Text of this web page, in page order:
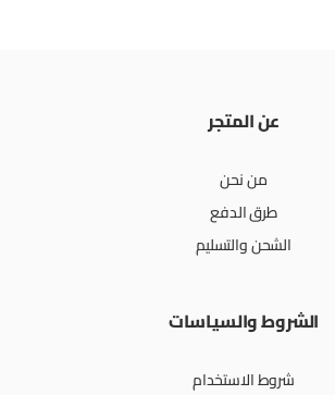
عن المتجر
من نحن
طرق الدفع
الشحن والتسليم
الشروط والسياسات
شروط الاستخدام